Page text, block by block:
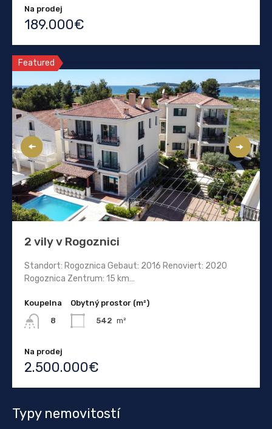
Na prodej
189.000€
Featured
2 vily v Rogoznici
Standort: Rogoznica Gebaut: 2016 Renoviert: 2020
Rogoznica Zentrum: 15 km…
Koupelna
8
Obytný prostor (m²)
542 m²
Na prodej
2.500.000€
Typy nemovitostí